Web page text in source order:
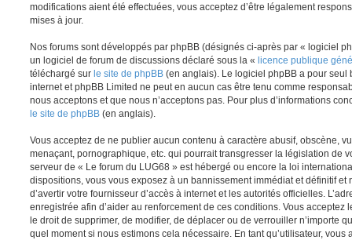
modifications aient été effectuées, vous acceptez d’être légalement
mises à jour.
Nos forums sont développés par phpBB (désignés ci-après par « logiciel
un logiciel de forum de discussions déclaré sous la « licence publique
téléchargé sur le site de phpBB (en anglais). Le logiciel phpBB a pour seul
internet et phpBB Limited ne peut en aucun cas être tenu comme
nous acceptons et que nous n’acceptons pas. Pour plus d’informations
le site de phpBB (en anglais).
Vous acceptez de ne publier aucun contenu à caractère abusif, obscène,
menaçant, pornographique, etc. qui pourrait transgresser la législation de
serveur de « Le forum du LUG68 » est hébergé ou encore la loi
dispositions, vous vous exposez à un bannissement immédiat et définitif et
d’avertir votre fournisseur d’accès à internet et les autorités officielles.
enregistrée afin d’aider au renforcement de ces conditions. Vous acceptez
le droit de supprimer, de modifier, de déplacer ou de verrouiller n’importe
quel moment si nous estimons cela nécessaire. En tant qu’utilisateur,